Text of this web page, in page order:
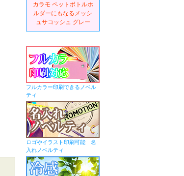
カラモ ペットボトルホ
ルダーにもなるメッシ
ュサコッシュ グレー
フルカラー印刷できるノベル
ティ
ロゴやイラスト印刷可能 名
入れノベルティ